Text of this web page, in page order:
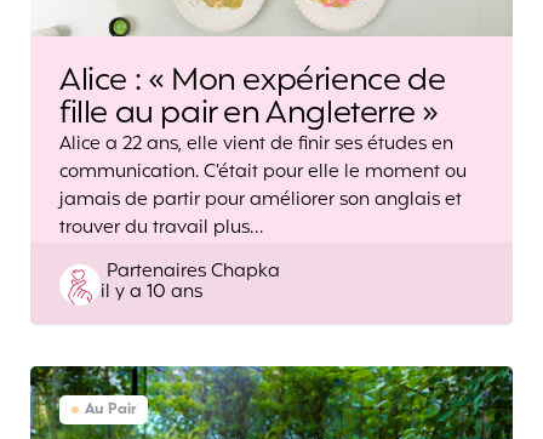
Alice : « Mon expérience de
fille au pair en Angleterre »
Alice a 22 ans, elle vient de finir ses études en
communication. C’était pour elle le moment ou
jamais de partir pour améliorer son anglais et
trouver du travail plus…
Posted
by
Partenaires Chapka
il y a 10 ans
Au Pair